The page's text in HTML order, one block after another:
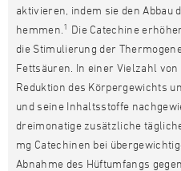
aktivieren, indem sie den Abbau
hemmen. 1 Die Catechine
die Stimulierung der
Fettsäuren. In einer Vielzahl
Reduktion des Körpergewichts
und seine Inhaltsstoffe
dreimonatige zusätzliche
mg Catechinen bei
Abnahme des Hüftumfangs